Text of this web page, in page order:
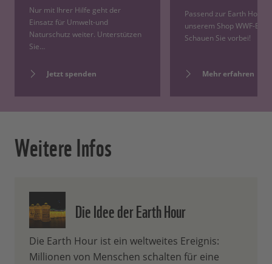
Nur mit Ihrer Hilfe geht der
Einsatz für Umwelt-und
Naturschutz weiter. Unterstützen
Sie…
Jetzt spenden
Passend zur Earth Hour
unserem Shop WWF-
Schauen Sie vorbei!
Mehr erfahren
Weitere Infos
Die Idee der Earth Hour
Die Earth Hour ist ein weltweites Ereignis:
Millionen von Menschen schalten für eine